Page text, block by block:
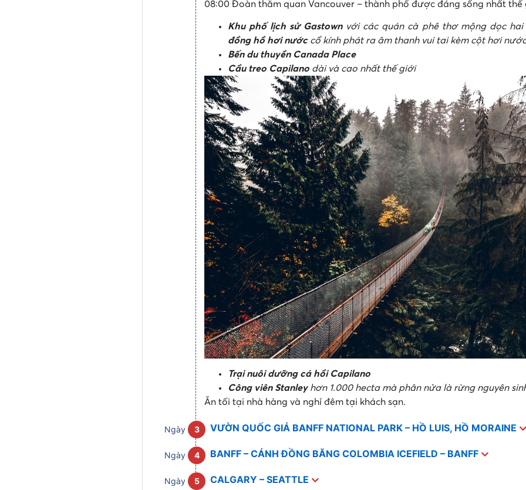
08:00 Đoàn thăm quan Vancouver – thành phố được đáng sống nhất
Khu phố lịch sử Gastown với các quán cà phê thơ mộng dọc hai
đồng hồ hơi nước cổ kính phát ra âm thanh vui tai kèm cột hơi
Bến du thuyền Canada Place
Cầu treo Capilano dài và cao nhất thế giới
Trại nuôi dưỡng cá hồi Capilano
Công viên Stanley hơn 1.000 hecta mà phân nửa là rừng nguyên
Ăn tối tại nhà hàng và nghỉ đêm tại khách sạn.
Ngày 3 VƯỜN QUỐC GIÁ BANFF NATIONAL PARK – HỒ LUIS, HỒ MORAINE
Ngày 4 BANFF – CÁNH ĐỒNG BĂNG COLOMBIA ICEFIELD – BANFF
Ngày 5 CALGARY – SEATTLE